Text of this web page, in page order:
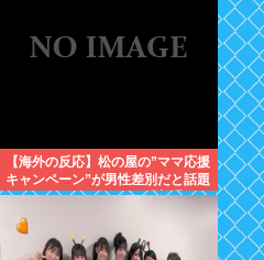
【海外の反応】松の屋の”ママ応援
キャンペーン”が男性差別だと話題
になっているらしい → 「普通
に”家族割”にしたらよかったのに
な」「こんなのにイライラできる
って幸せな人生を送ってるよな」